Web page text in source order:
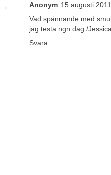
Anonym 15 augusti
Vad spännande med
jag testa ngn dag./
Svara